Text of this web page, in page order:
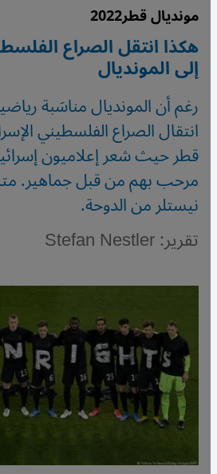
مونديال قطر2022
هكذا انتقل الصراع
إلى المونديال
رغم أن المونديال مناسَبة
انتقال الصراع الفلسطيني
قطر حيث شعر إعلاميون
مرحب بهم من قبل جماهير.
نيستلر من الدوحة.
تقرير: Stefan Nestler